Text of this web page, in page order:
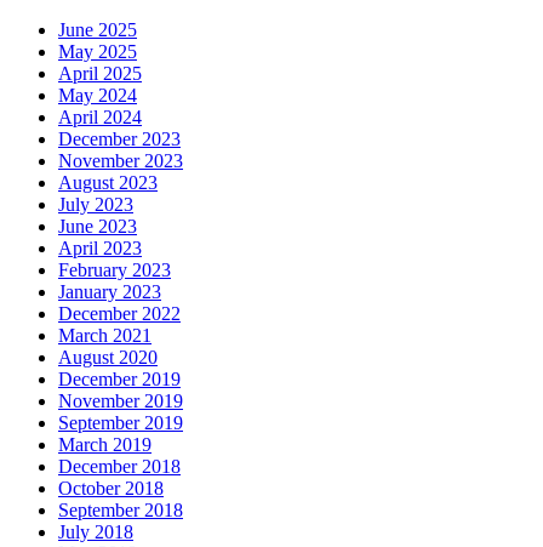
June 2025
May 2025
April 2025
May 2024
April 2024
December 2023
November 2023
August 2023
July 2023
June 2023
April 2023
February 2023
January 2023
December 2022
March 2021
August 2020
December 2019
November 2019
September 2019
March 2019
December 2018
October 2018
September 2018
July 2018